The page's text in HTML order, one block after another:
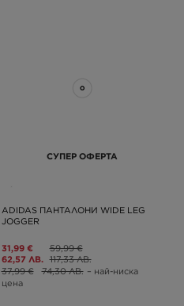
СУПЕР ОФЕРТА
ADIDAS ПАНТАЛОНИ WIDE LEG
JOGGER
31,99 €
62,57 ЛВ.
59,99 €
117,33 ЛВ.
37,99 €
74,30 ЛВ. – най-ниска
цена